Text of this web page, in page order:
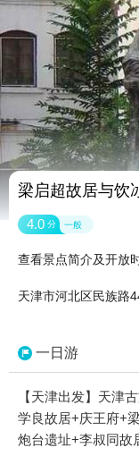
梁启超故居与饮
4.0 分 一般
查看景点简介及开放
天津市河北区民族路
一日游
【天津出发】天津
学良故居+庆王府+
炮台遗址+李叔同故